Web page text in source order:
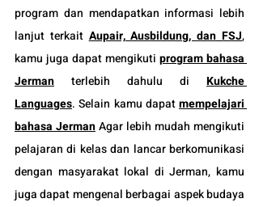
program dan mendapatkan informasi lebih
lanjut terkait Aupair, Ausbildung, dan FSJ,
kamu juga dapat mengikuti program bahasa
Jerman terlebih dahulu di Kukche
Languages. Selain kamu dapat mempelajari
bahasa JermanAgar lebih mudah mengikuti
pelajaran di kelas dan lancar berkomunikasi
dengan masyarakat lokal di Jerman, kamu
juga dapat mengenal berbagai aspek budaya